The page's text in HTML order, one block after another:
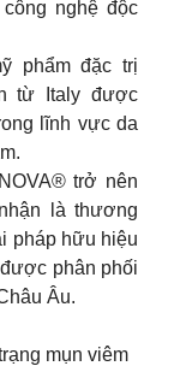
nghệ độc
phẩm đặc trị
từ Italy được
lĩnh vực da
trở nên
là thương
pháp hữu hiệu
phân phối
Âu.
mụn viêm